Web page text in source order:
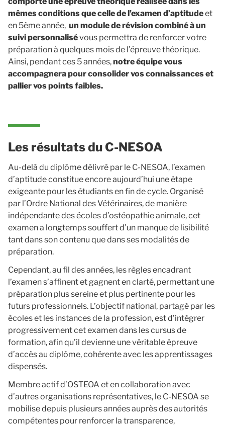
mêmes conditions que celle de l’examen d’aptitudeet
en 5ème année, un module de révision combiné à un
suivi personnalisévous permettra de renforcer votre
préparation à quelques mois de l’épreuve théorique.
Ainsi, pendant ces 5 années,notre équipe vous
accompagnera pour consolider vos connaissances et
pallier vos points faibles.
Les résultats du C-NESOA
Au-delà du diplôme délivré par le C-NESOA, l’examen
d’aptitude constitue encore aujourd’hui une étape
exigeante pour les étudiants en fin de cycle. Organisé
par l’Ordre National des Vétérinaires, de manière
indépendante des écoles d’ostéopathie animale, cet
examen a longtemps souffert d’un manque de lisibilité
tant dans son contenu que dans ses modalités de
préparation.
Cependant, au fil des années, les règles encadrant
l’examen s’affinent et gagnent en clarté, permettant une
préparation plus sereine et plus pertinente pour les
futurs professionnels. L’objectif national, partagé par les
écoles et les instances de la profession, est d’intégrer
progressivement cet examen dans les cursus de
formation, afin qu’il devienne une véritable épreuve
d’accès au diplôme, cohérente avec les apprentissages
dispensés.
Membre actif d’OSTEOA et en collaboration avec
d’autres organisations représentatives, le C-NESOA se
mobilise depuis plusieurs années auprès des autorités
compétentes pour renforcer la transparence,